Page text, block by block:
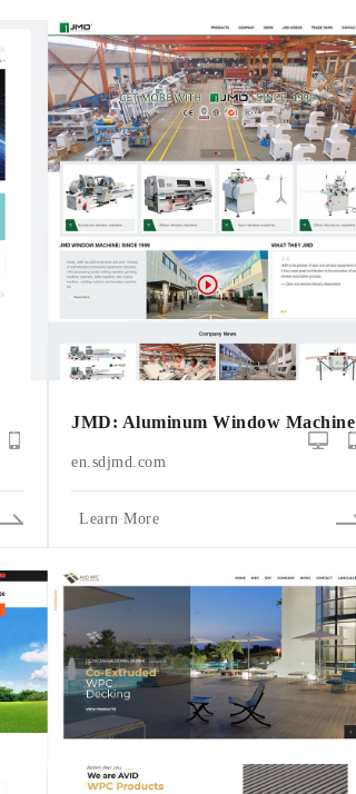
JMD: Aluminum Window Machine
en.sdjmd.com
Learn More